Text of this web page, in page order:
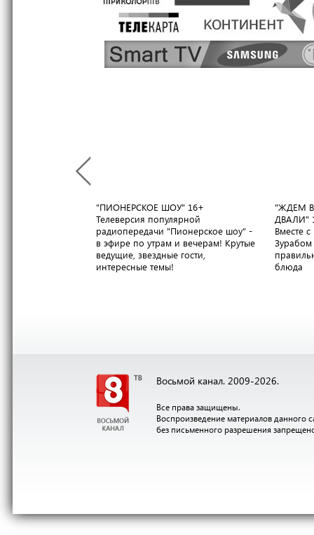
"ПИОНЕРСКОЕ ШОУ" 16+
Телеверсия популярной
радиопередачи "Пионерское шоу" -
в эфире по утрам и вечерам! Крутые
ведущие, звездные гости,
интересные темы!
"ЖДЕМ
ДВАЛИ"
Вместе
Зурабом
блюда
Восьмой канал. 2009-2026.
Все права защищены.
Воспроизведение материалов данного
без письменного разрешения